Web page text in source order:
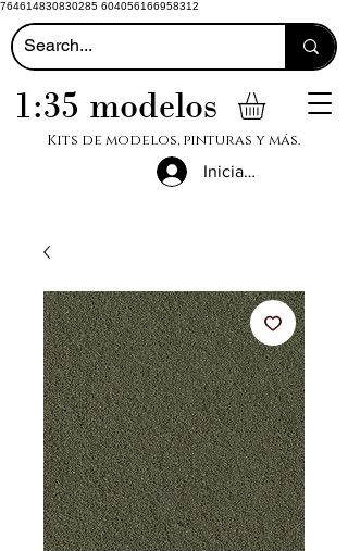
764614830830285 604056166958312
1:35 modelos
Kits de modelos, pinturas y más.
Iniciar sesión